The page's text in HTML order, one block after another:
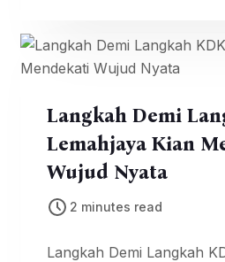
Langkah Demi
Lemahjaya Kian
Wujud Nyata
2 minutes read
Langkah Demi Langkah